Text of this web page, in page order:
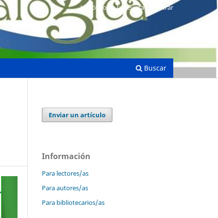
Buscar
Histórico de la Revista Entrar
Enviar un artículo
Información
Para lectores/as
Para autores/as
Para bibliotecarios/as